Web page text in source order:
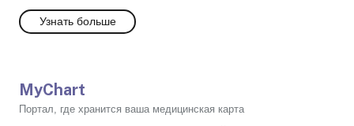
Узнать больше
MyChart
Портал, где хранится ваша медицинская карта